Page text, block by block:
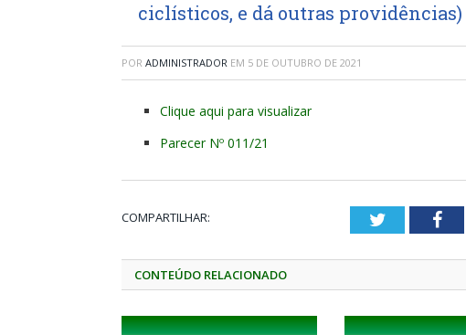
ciclísticos, e dá outras providências)
POR ADMINISTRADOR EM 5 DE OUTUBRO DE 2021
Clique aqui para visualizar
Parecer Nº 011/21
COMPARTILHAR: Twitter
CONTEÚDO RELACIONADO